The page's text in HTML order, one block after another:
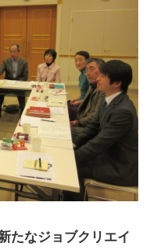
たなジョブクリエイ